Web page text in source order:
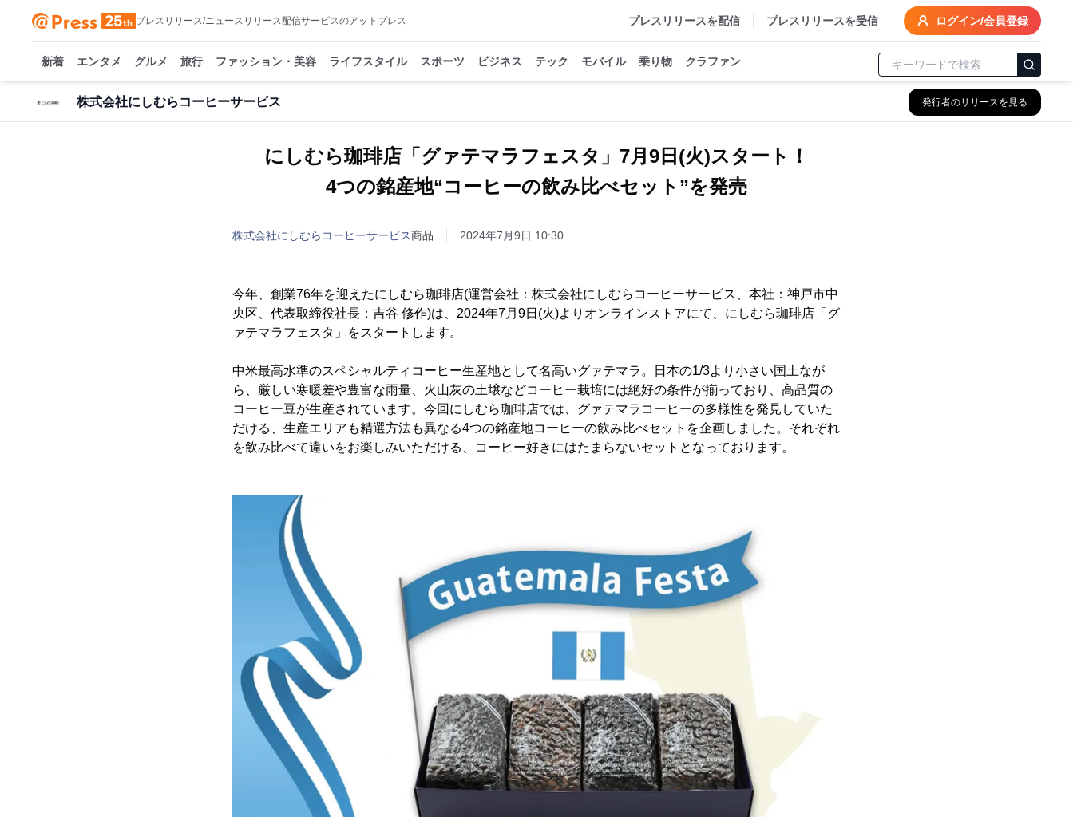
プレスリリース/ニュースリリース配信サービスのアットプレス プレスリリースを配信 プレスリリースを受信 ログイン/会員登録
新着 エンタメ グルメ 旅行 ファッション・美容 ライフスタイル スポーツ ビジネス テック モバイル 乗り物 クラファン
株式会社にしむらコーヒーサービス 発行者のリリースを見る
にしむら珈琲店「グァテマラフェスタ」7月9日(火)スタート！
4つの銘産地“コーヒーの飲み比べセット”を発売
株式会社にしむらコーヒーサービス商品 2024年7月9日 10:30
今年、創業76年を迎えたにしむら珈琲店(運営会社：株式会社にしむらコーヒーサービス、本社：神戸市中
央区、代表取締役社長：吉谷 修作)は、2024年7月9日(火)よりオンラインストアにて、にしむら珈琲店「グ
ァテマラフェスタ」をスタートします。
中米最高水準のスペシャルティコーヒー生産地として名高いグァテマラ。日本の1/3より小さい国土なが
ら、厳しい寒暖差や豊富な雨量、火山灰の土壌などコーヒー栽培には絶好の条件が揃っており、高品質の
コーヒー豆が生産されています。今回にしむら珈琲店では、グァテマラコーヒーの多様性を発見していた
だける、生産エリアも精選方法も異なる4つの銘産地コーヒーの飲み比べセットを企画しました。それぞれ
を飲み比べて違いをお楽しみいただける、コーヒー好きにはたまらないセットとなっております。